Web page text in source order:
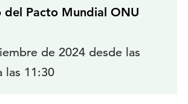
del Pacto Mundial ONU
de 2024 desde las
las 11:30